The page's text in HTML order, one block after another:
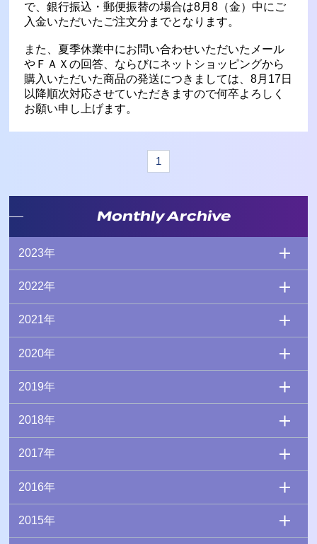
で、銀行振込・郵便振替の場合は8月8（金）中にご
入金いただいたご注文分までとなります。
また、夏季休業中にお問い合わせいただいたメール
やＦＡＸの回答、ならびにネットショッピングから
購入いただいた商品の発送につきましては、8月17日
以降順次対応させていただきますので何卒よろしく
お願い申し上げます。
1
Monthly Archive
2023年
2022年
2021年
2020年
2019年
2018年
2017年
2016年
2015年